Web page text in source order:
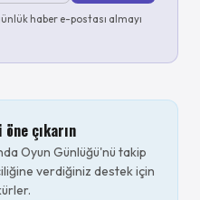
haber e-postası almayı
çıkarın
Oyun Günlüğü'nü takip
verdiğiniz destek için